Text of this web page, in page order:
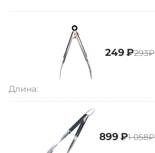
‍249‍ ₽‍293‍₽
Длина:
‍899‍ ₽‍1 058‍₽